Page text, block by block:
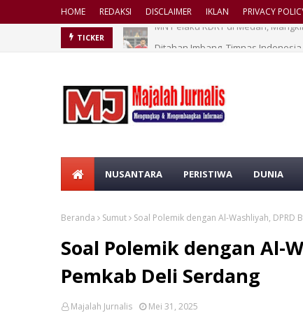
HOME REDAKSI DISCLAIMER IKLAN PRIVACY
TICKER
NUSANTARA PERISTIWA DUNIA
Beranda Sumut Soal Polemik dengan Al-Washliyah, DPRD
Soal Polemik dengan Al-
Pemkab Deli Serdang
Majalah Jurnalis Mei 31, 2025